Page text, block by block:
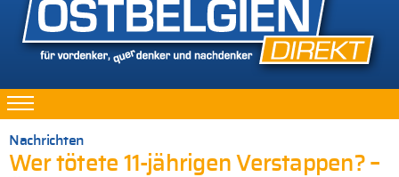
Nachrichten
Wer tötete 11-jährigen Verstappen? –